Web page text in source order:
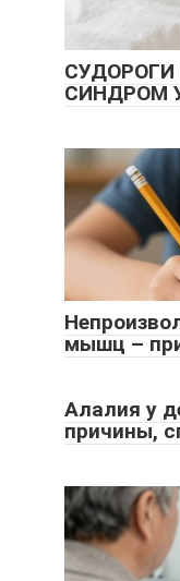
СИНДРОМ
мышц –
Алалия у
причины,